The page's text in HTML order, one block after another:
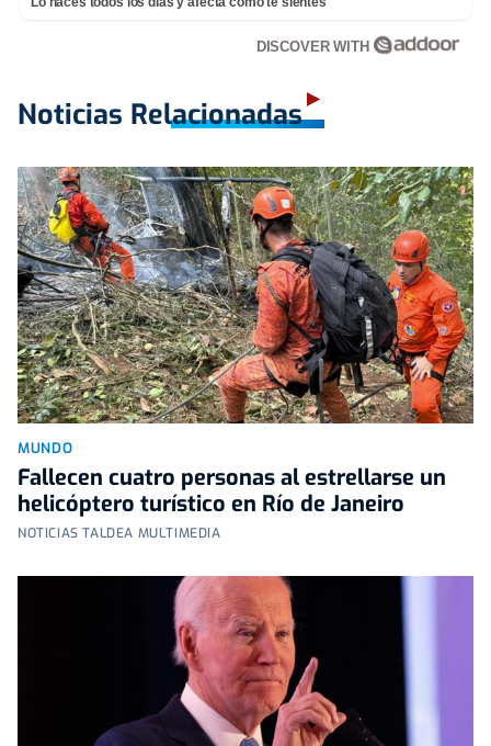
DISCOVER WITH
Noticias Relacionadas
MUNDO
Fallecen cuatro personas al estrellarse un
helicóptero turístico en Río de Janeiro
NOTICIAS TALDEA MULTIMEDIA